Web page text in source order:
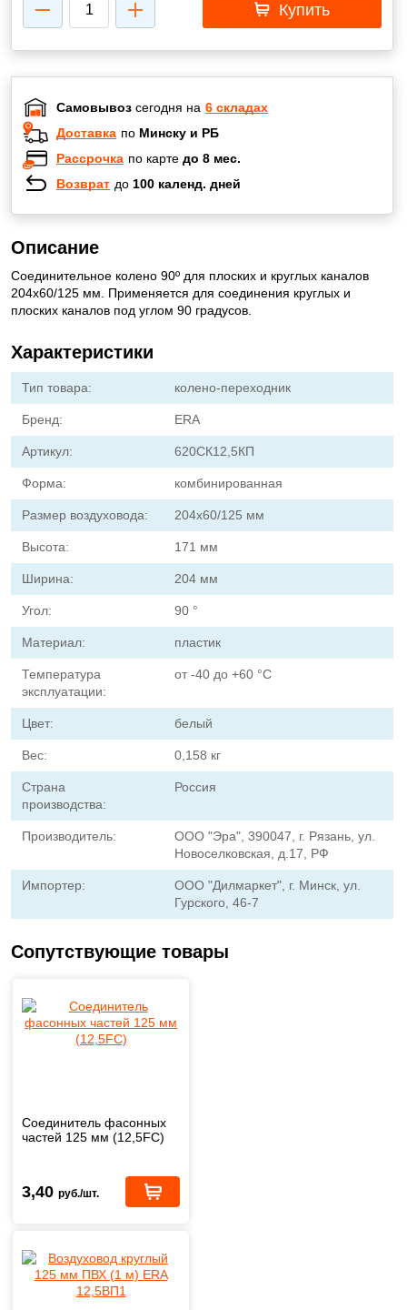
Купить
Самовывоз сегодня на 6 складах
Доставка по Минску и РБ
Рассрочка по карте до 8 мес.
Возврат до 100 календ. дней
Описание
Соединительное колено 90º для плоских и круглых каналов
204х60/125 мм. Применяется для соединения круглых и
плоских каналов под углом 90 градусов.
Характеристики
Тип товара: колено-переходник
Бренд: ERA
Артикул: 620СК12,5КП
Форма: комбинированная
Размер воздуховода: 204х60/125 мм
Высота: 171 мм
Ширина: 204 мм
Угол: 90 °
Материал: пластик
Температура
эксплуатации:
от -40 до +60 °С
Цвет: белый
Вес: 0,158 кг
Страна
производства:
Россия
Производитель:
ООО "Эра", 390047, г. Рязань, ул.
Новоселковская, д.17, РФ
Импортер:
ООО "Дилмаркет", г. Минск, ул.
Гурского, 46-7
Сопутствующие товары
Соединитель фасонных
частей 125 мм (12,5FC)
3,40 руб./шт.